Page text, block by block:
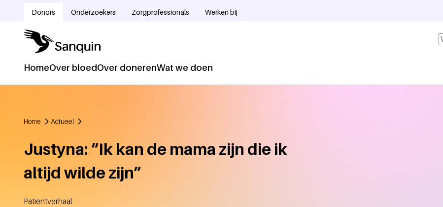
Donors Onderzoekers Zorgprofessionals Werken bij
Hoofdnavigatie
HomeOver bloedOver donerenWat we doen
Home Actueel
Justyna: “Ik kan de mama zijn die ik
altijd wilde zijn”
Patiëntverhaal